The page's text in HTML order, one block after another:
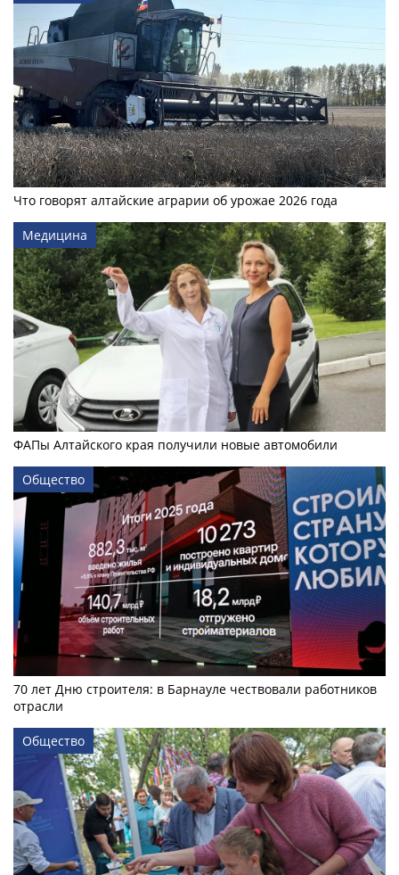
Что говорят алтайские аграрии об урожае 2026 года
Медицина
ФАПы Алтайского края получили новые автомобили
Общество
70 лет Дню строителя: в Барнауле чествовали работников
отрасли
Общество